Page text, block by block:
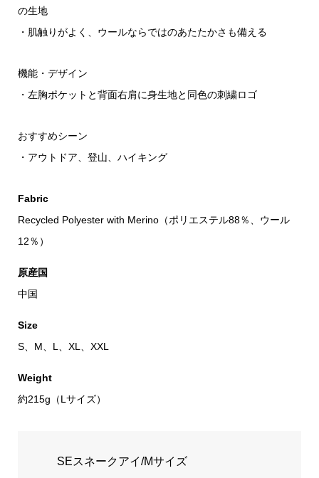
の生地
・肌触りがよく、ウールならではのあたたかさも備える
機能・デザイン
・左胸ポケットと背面右肩に身生地と同色の刺繍ロゴ
おすすめシーン
・アウトドア、登山、ハイキング
Fabric
Recycled Polyester with Merino（ポリエステル88％、ウール
12％）
原産国
中国
Size
S、M、L、XL、XXL
Weight
約215g（Lサイズ）
SEスネークアイ/Mサイズ